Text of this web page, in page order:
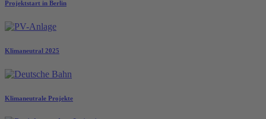
Projektstart in Berlin
Klimaneutral 2025
Klimaneutrale Projekte